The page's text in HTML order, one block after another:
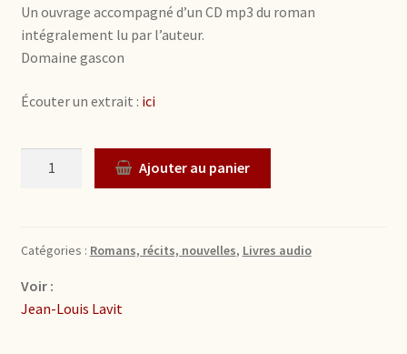
Un ouvrage accompagné d’un CD mp3 du roman
intégralement lu par l’auteur.
Domaine gascon
Écouter un extrait : ici
Quantité Ajouter au panier
Catégories : Romans, récits, nouvelles, Livres audio
Voir :
Jean-Louis Lavit